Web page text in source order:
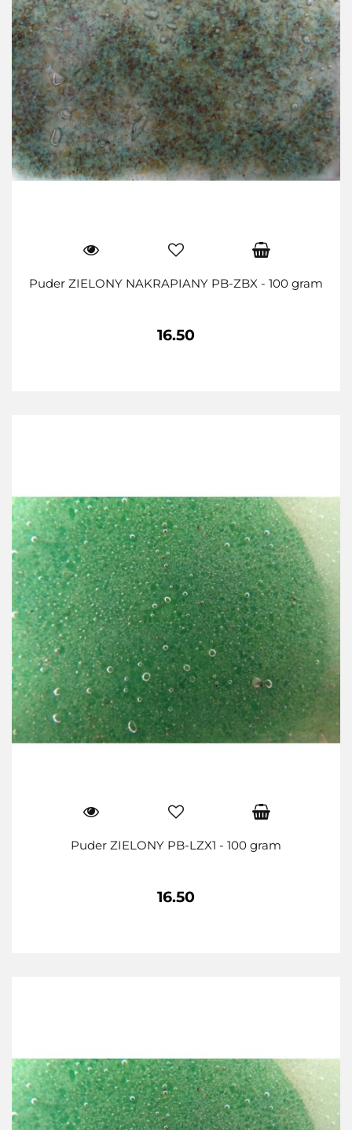
Puder ZIELONY NAKRAPIANY PB-ZBX - 100 gram
16.50
Puder ZIELONY PB-LZX1 - 100 gram
16.50